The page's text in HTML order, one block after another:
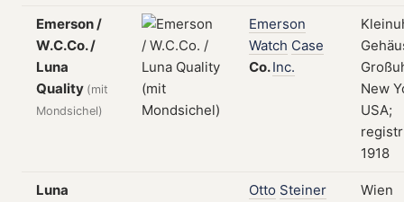
Emerson /
W.C.Co. /
Luna
Quality (mit
Mondsichel)
Emerson
Watch Case
Co.Inc.
New
USA;
1918
Luna Otto Steiner
Wien